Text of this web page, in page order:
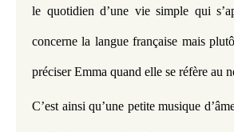
le quotidien d’une vie simple qui
concerne la langue française mais
préciser Emma quand elle se réfère au
C’est ainsi qu’une petite musique